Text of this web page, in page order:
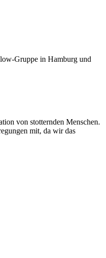
Gruppe in Hamburg und
von stotternden Menschen.
mit, da wir das